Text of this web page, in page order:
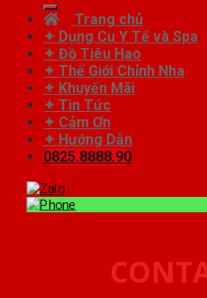
Trang chủ
✦ Dụng Cụ Y Tế và Spa
✦ Đồ Tiêu Hao
✦ Thế Giới Chỉnh Nha
✦ Khuyến Mãi
✦ Tin Tức
✦ Cảm Ơn
✦ Hướng Dẫn
0825.8888.90